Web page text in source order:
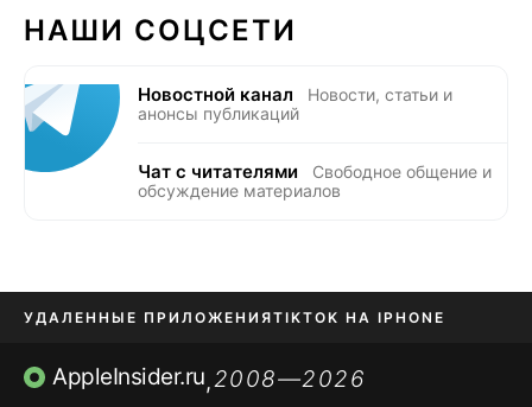
НАШИ СОЦСЕТИ
Новостной канал
Новости, статьи и
анонсы публикаций
Чат с читателями
Свободное общение и
обсуждение материалов
УДАЛЕННЫЕ ПРИЛОЖЕНИЯTIKTOK НА IPHONE
ПРИЛОЖЕНИЯ БЕЗ APP STORE
AppleInsider.ru,2008—2026